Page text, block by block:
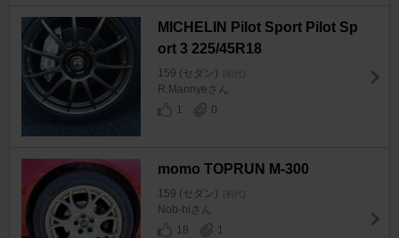
MICHELIN Pilot Sport Pilot Sp
ort 3 225/45R18
159 (セダン) [初代]
R.Mannyeさん
1
0
momo TOPRUN M-300
159 (セダン) [初代]
Nob-hiさん
18
1